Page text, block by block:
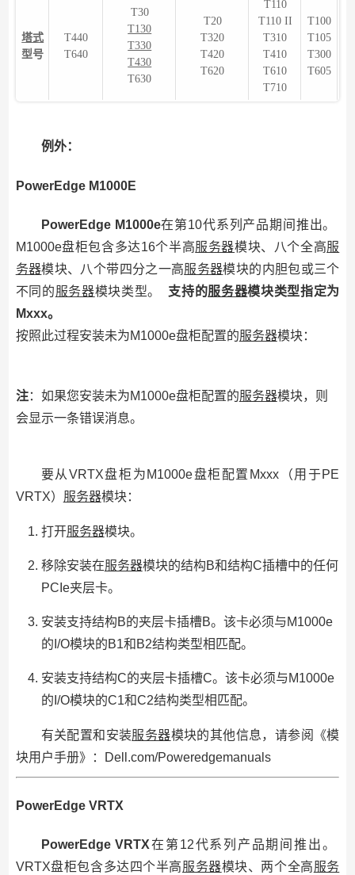
塔式
型号
T440
T640
T30
T130
T330
T430
T630
T20
T320
T420
T620
T110
T110 II
T310
T410
T610
T710
T100
T105
T300
T605
例外：
PowerEdge M1000E
PowerEdge M1000e在第10代系列产品期间推出。
M1000e盘柜包含多达16个半高服务器模块、八个全高服
务器模块、八个带四分之一高服务器模块的内胆包或三个
不同的服务器模块类型。 支持的服务器模块类型指定为
Mxxx。
按照此过程安装未为M1000e盘柜配置的服务器模块：
注：如果您安装未为M1000e盘柜配置的服务器模块，则
会显示一条错误消息。
要从VRTX盘柜为M1000e盘柜配置Mxxx（用于PE
VRTX） 服务器模块：
打开服务器模块。
移除安装在服务器模块的结构B和结构C插槽中的任何
PCIe夹层卡。
安装支持结构B的夹层卡插槽B。该卡必须与M1000e
的I/O模块的B1和B2结构类型相匹配。
安装支持结构C的夹层卡插槽C。该卡必须与M1000e
的I/O模块的C1和C2结构类型相匹配。
有关配置和安装服务器模块的其他信息，请参阅《模
块用户手册》：Dell.com/Poweredgemanuals
PowerEdge VRTX
PowerEdge VRTX在第12代系列产品期间推出。
VRTX盘柜包含多达四个半高服务器模块、两个全高服务